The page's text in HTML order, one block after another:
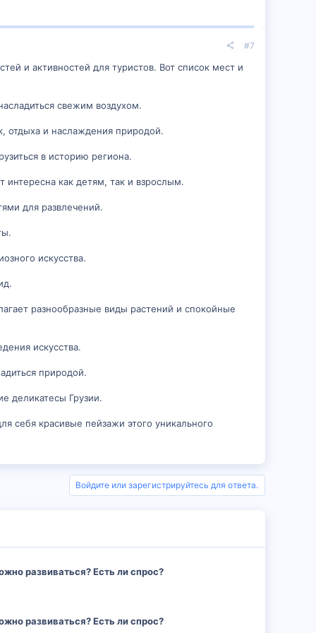
#7
и активностей для туристов. Вот список мест и
свежим воздухом.
отдыха и наслаждения природой.
в историю региона.
как детям, так и взрослым.
для развлечений.
искусства.
разнообразные виды растений и спокойные
искусства.
природой.
деликатесы Грузии.
себя красивые пейзажи этого уникального
Войдите или зарегистрируйтесь для ответа.
развиваться? Есть ли спрос?
развиваться? Есть ли спрос?